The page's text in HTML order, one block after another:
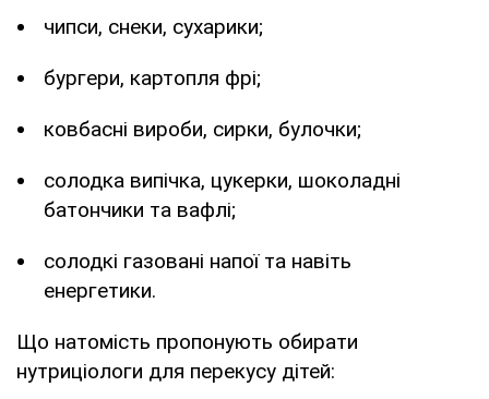
чипси, снеки, сухарики;
бургери, картопля фрі;
ковбасні вироби, сирки, булочки;
солодка випічка, цукерки, шоколадні
батончики та вафлі;
солодкі газовані напої та навіть
енергетики.
Що натомість пропонують обирати
нутриціологи для перекусу дітей: